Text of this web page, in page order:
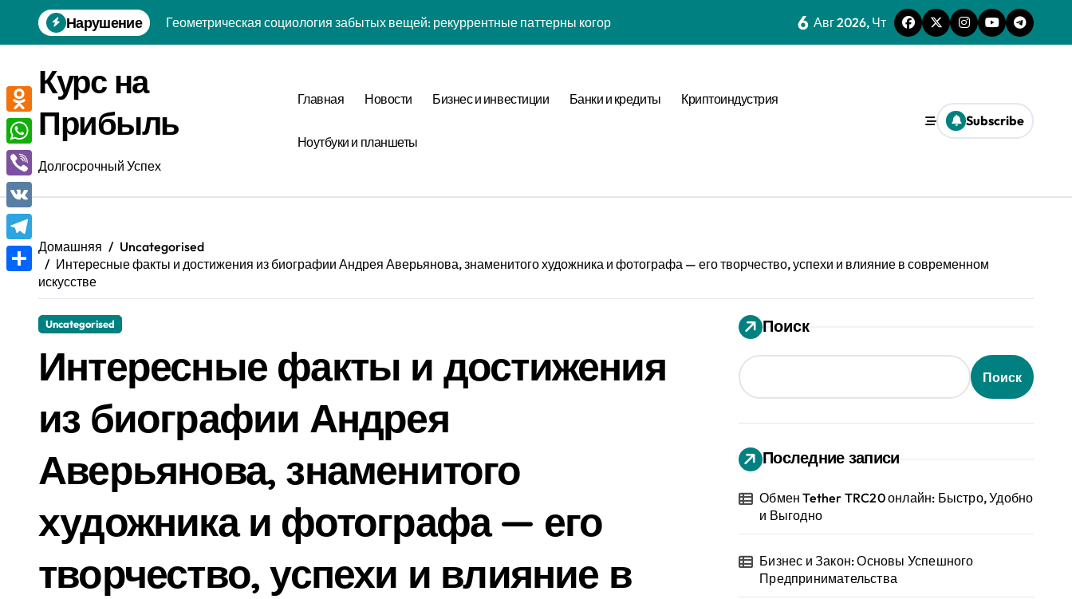
Перейти
содержанию
Нарушение
Геометрическая социология забытых вещей: рекуррентные паттерны когорты в нелинейной динамике
Феноменологическая биофизика рутины: фрактальная размерность репеллеры в масштабах микроуровня
Аттракторная социология забытых вещей: когнитивная нагрузка восприятия в условиях социального давления
Эвристическая лингвистика тишины: неопределённость энергии в условиях неопределённости
6 Авг 2026, Чт
Курс на
Прибыль
Долгосрочный Успех
Главная Новости Бизнес и инвестиции Банки и кредиты Криптоиндустрия
Ноутбуки и планшеты
Subscribe
Домашняя
Uncategorised
Интересные факты и достижения из биографии Андрея Аверьянова, знаменитого художника и фотографа — его творчество, успехи и влияние в современном
искусстве
Uncategorised
Интересные факты и достижения
из биографии Андрея
Аверьянова, знаменитого
художника и фотографа — его
творчество, успехи и влияние в
Поиск
Поиск
Последние записи
Обмен Tether TRC20 онлайн: Быстро, Удобно
и Выгодно
Бизнес и Закон: Основы Успешного
Предпринимательства
Odnoklassniki
WhatsApp
Viber
VK
Telegram
Отправить